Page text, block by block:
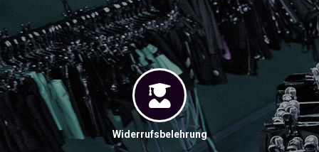
Widerrufsbelehrung